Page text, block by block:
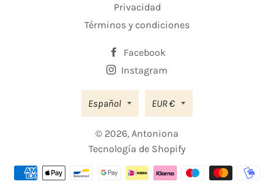
Privacidad
Términos y condiciones
Facebook
Instagram
Español Moneda
EUR €
© 2026, Antoniona
Tecnología de Shopify
Métodos